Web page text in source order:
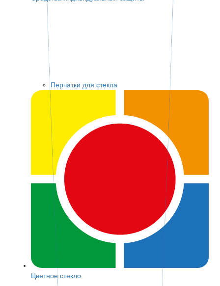
Перчатки для стекла
Цветное стекло